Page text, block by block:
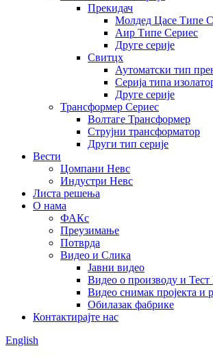
Прекидач
Молдед Цасе Типе
Аир Типе Сериес
Друге серије
Свитцх
Аутоматски тип
Серија типа
Друге серије
Трансформер Сериес
Волтаге Трансформер
Струјни трансформатор
Други тип серије
Вести
Цомпани Невс
Индустри Невс
Листа решења
О нама
ФАКс
Преузимање
Потврда
Видео и Слика
Јавни видео
Видео о производу и
Видео снимак пројекта и
Обилазак фабрике
Контактирајте нас
English